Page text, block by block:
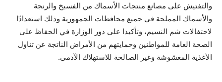
والتفتيش على مصانع منتجات الأسماك من الفسيخ والرنجة
والأسماك المملحة في جميع محافظات الجمهورية وذلك استعدادًا
لاحتفالات شم النسيم، وتأكيدا على دور الوزارة في الحفاظ على
الصحة العامة للمواطنين وحمايتهم من الأمراض الناتجة عن تناول
الأغذية المغشوشة وغير الصالحة للاستهلاك الآدمى.